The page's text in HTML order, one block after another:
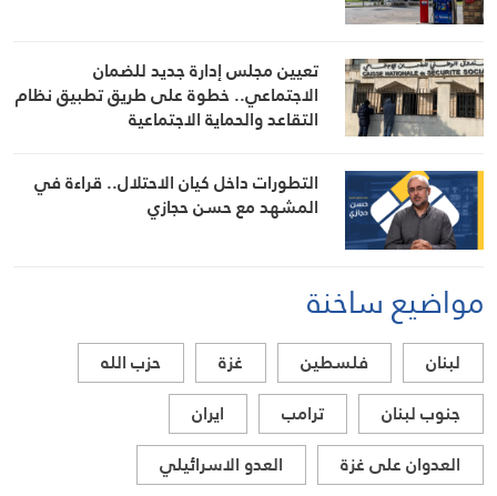
تعيين مجلس إدارة جديد للضمان
الاجتماعي.. خطوة على طريق تطبيق نظام
التقاعد والحماية الاجتماعية
التطورات داخل كيان الاحتلال.. قراءة في
المشهد مع حسن حجازي
مواضيع ساخنة
لبنان فلسطين غزة
حزب الله
جنوب لبنان
ترامب
ايران
العدوان على غزة
العدو الاسرائيلي